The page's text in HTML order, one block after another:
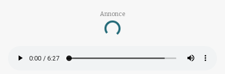
Annonce
Loading...